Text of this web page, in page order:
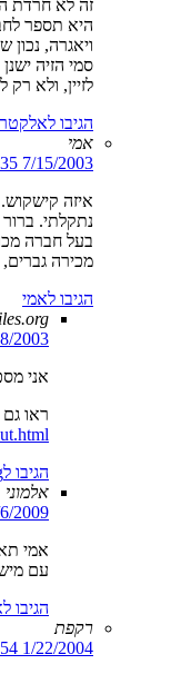
זה לא חרדת
היא תספר
ויאגרה,
סמי הזיה
לזיין, ולא רק
הגיבו
אמי
7/15/2003 15:35
איזה
נתקלתי.
בעל חברה
מכירה
הגיבו לאמי
13:19
אני
ראו
הגיבו לp-files.org
אלמוני
2009 12:30
אמי
עם
הגיבו
רקפת
1/22/2004 00:54